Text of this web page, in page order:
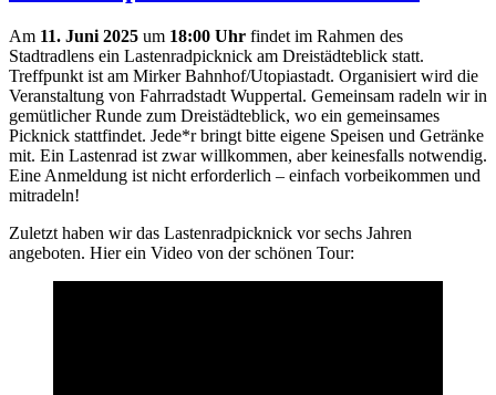
Am 11. Juni 2025 um 18:00 Uhr findet im Rahmen des
Stadtradlens ein Lastenradpicknick am Dreistädteblick statt.
Treffpunkt ist am Mirker Bahnhof/Utopiastadt. Organisiert wird die
Veranstaltung von Fahrradstadt Wuppertal. Gemeinsam radeln wir in
gemütlicher Runde zum Dreistädteblick, wo ein gemeinsames
Picknick stattfindet. Jede*r bringt bitte eigene Speisen und Getränke
mit. Ein Lastenrad ist zwar willkommen, aber keinesfalls notwendig.
Eine Anmeldung ist nicht erforderlich – einfach vorbeikommen und
mitradeln!
Zuletzt haben wir das Lastenradpicknick vor sechs Jahren
angeboten. Hier ein Video von der schönen Tour: